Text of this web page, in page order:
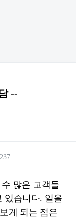
--
많은 고객들
있습니다. 일을
게 되는 점은